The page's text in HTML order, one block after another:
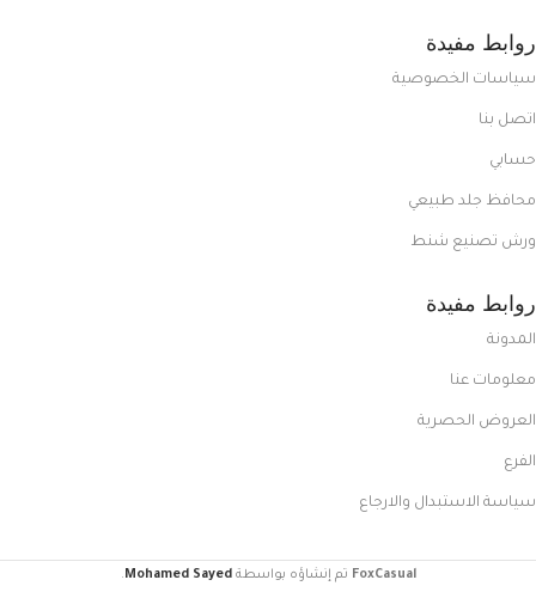
روابط مفيدة
سياسات الخصوصية
اتصل بنا
حسابي
محافظ جلد طبيعي
ورش تصنيع شنط
روابط مفيدة
المدونة
معلومات عنا
العروض الحصرية
الفرع
سياسة الاستبدال والارجاع
FoxCasual تم إنشاؤه بواسطةMohamed Sayed
.